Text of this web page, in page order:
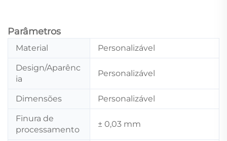
Parâmetros
Material Personalizável
Design/Aparênc
ia
Personalizável
Dimensões Personalizável
Finura de
processamento
± 0,03 mm